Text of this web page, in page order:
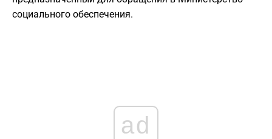
социального обеспечения.
ad